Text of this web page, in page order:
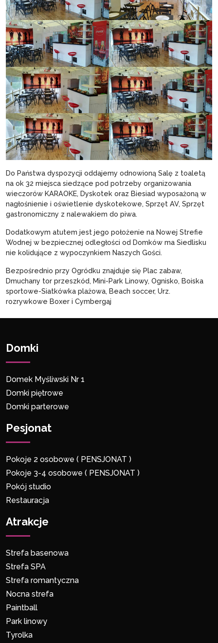
Do Państwa dyspozycji oddajemy odnowioną Salę z toaletą
na ok 32 miejsca siedzące pod potrzeby organizowania
wieczorów KARAOKE, Dyskotek oraz Biesiad wyposażoną w
nagłośnienie i oświetlenie dyskotekowe, Sprzęt AV, Sprzęt
gastronomiczny z nalewakiem do piwa.
Dodatkowym atutem jest jego położenie na Nowej Strefie
Wodnej w bezpiecznej odległości od Domków ma Siedlisku
nie kolidujące z wypoczynkiem Naszych Gości.
Bezpośrednio przy Ogródku znajduje się Plac zabaw,
Dmuchany tor przeszkód, Mini-Park Linowy, Ognisko, Boiska
sportowe-Siatkówka plażowa, Beach soccer, Urz.
rozrywkowe Boxer i Cymbergaj
Domki
Domek Myśliwski Nr 1
Domki piętrowe
Domki parterowe
Pesjonat
Pokoje 2 osobowe ( PENSJONAT )
Pokoje 3-4 osobowe ( PENSJONAT )
Pokój studio
Restauracja
Atrakcje
Strefa basenowa
Strefa SPA
Strefa romantyczna
Nocna strefa
Paintball
Park linowy
Tyrolka